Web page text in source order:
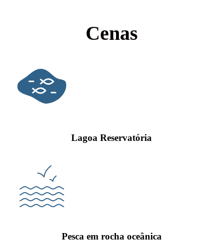
Cenas
Lagoa Reservatória
Pesca em rocha oceânica